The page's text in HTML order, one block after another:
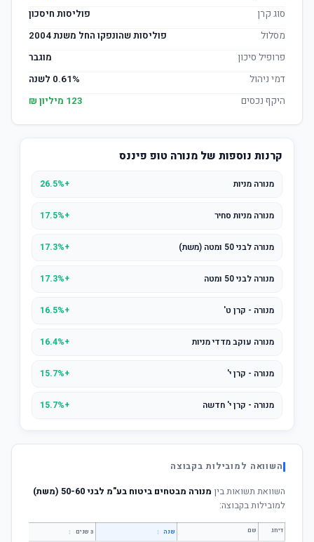
סוג קרן
פוליסות חיסכון
מסלול
פוליסות שהונפקו החל משנת 2004
פרופיל סיכון
מוגבר
דמי ניהול
0.61% לשנה
היקף נכסים
123 מיליון ₪
קרנות נוספות של מנורה טופ פיננס
מנורה מניות +26.5%
מנורה מניות סחיר +17.5%
מנורה לבני 50 ומטה (משת) +17.3%
מנורה לבני 50 ומטה +17.3%
מנורה - קרן ט' +16.5%
מנורה עוקב מדדי מניות +16.4%
מנורה - קרן י' +15.7%
מנורה - קרן י' חדשה +15.7%
השוואה למובילות בקבוצה
השוואת תשואות בין מנורה מבטחים ביטוח בע"מ לבני 50-60 (משת)
למובילות בקבוצה:
דירוג שם שנה ↕ 3 שנים ↕